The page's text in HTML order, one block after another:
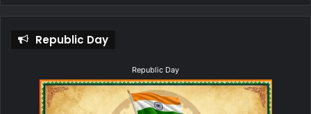
Republic Day
Republic Day